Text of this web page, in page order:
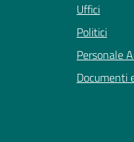
Uffici
Politici
Personale
Documenti